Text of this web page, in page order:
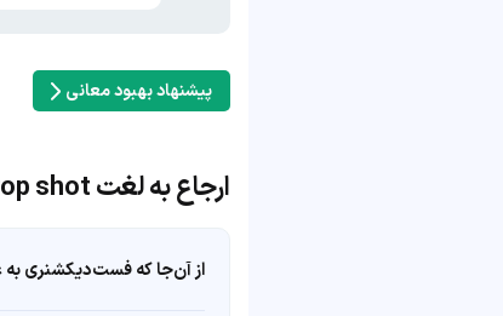
پیشنهاد بهبود معانی
ارجاع به لغت drop shot
از آن‌جا که فست‌دیکشنری به